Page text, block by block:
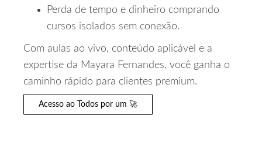
Perda de tempo e dinheiro comprando
cursos isolados sem conexão.
Com aulas ao vivo, conteúdo aplicável e a
expertise da Mayara Fernandes, você ganha o
caminho rápido para clientes premium.
Acesso ao Todos por um 🚀